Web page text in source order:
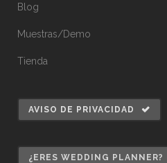
Blog
Muestras/Demo
Tienda
AVISO DE PRIVACIDAD
¿ERES WEDDING PLANNER?